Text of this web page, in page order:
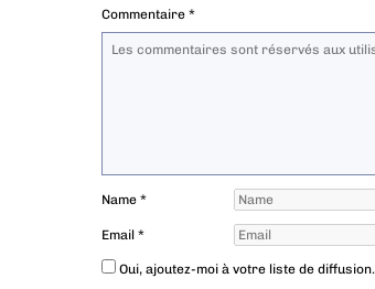
Commentaire *
Name *
Email *
Oui, ajoutez-moi à votre liste de diffusion.